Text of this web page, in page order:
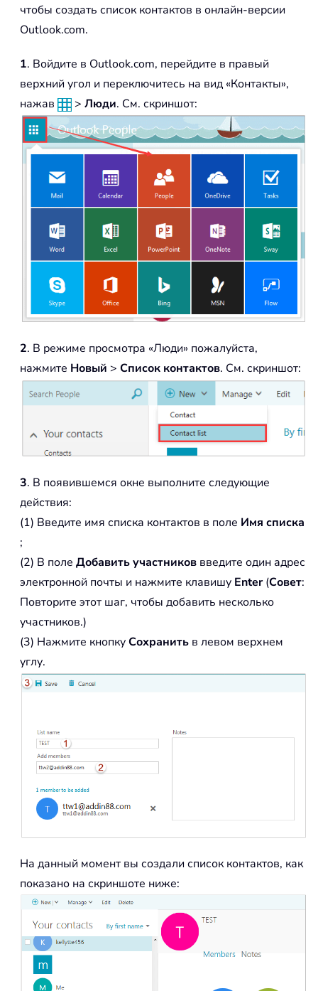
чтобы создать список контактов в онлайн-версии
Outlook.com.
1. Войдите в Outlook.com, перейдите в правый
верхний угол и переключитесь на вид «Контакты»,
нажав
> Люди. См. скриншот:
2. В режиме просмотра «Люди» пожалуйста,
нажмите Новый > Список контактов. См. скриншот:
3. В появившемся окне выполните следующие
действия:
(1) Введите имя списка контактов в поле Имя списка
;
(2) В поле Добавить участников введите один адрес
электронной почты и нажмите клавишу Enter(Совет:
Повторите этот шаг, чтобы добавить несколько
участников.)
(3) Нажмите кнопкуСохранить в левом верхнем
углу.
На данный момент вы создали список контактов, как
показано на скриншоте ниже: